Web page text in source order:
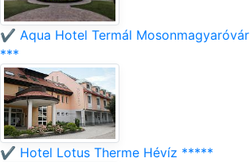
✔️ Aqua Hotel Termál Mosonmagyaróvár
***
✔️ Hotel Lotus Therme Hévíz *****